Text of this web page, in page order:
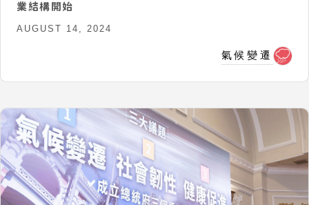
業結構開始
AUGUST 14, 2024
氣候變遷